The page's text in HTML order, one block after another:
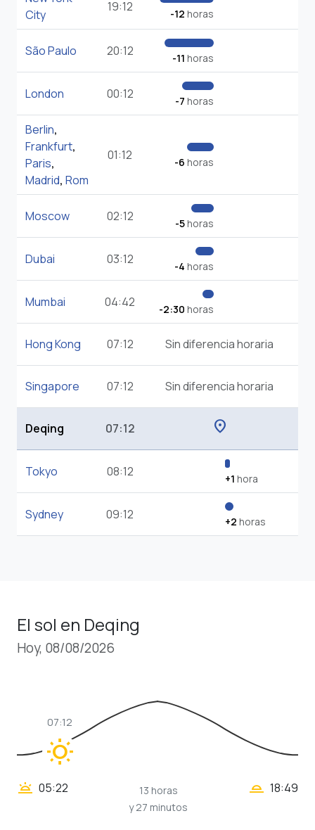
City
19:12 -12 horas
São Paulo 20:12 -11 horas
London 00:12 -7 horas
Berlin,
Frankfurt,
Paris,
Madrid, Rom
01:12 -6 horas
Moscow 02:12 -5horas
Dubai 03:12 -4 horas
Mumbai 04:42 -2:30 horas
Hong Kong 07:12 Sin diferencia horaria
Singapore 07:12 Sin diferencia horaria
Deqing 07:12 location_on
Tokyo 08:12 +1 hora
Sydney 09:12 +2 horas
El sol en Deqing
Hoy, 08/08/2026
wb_sunny
07:12
wb_twilight 05:22
13 horas
y 27 minutos
wb_twilight_2 18:49